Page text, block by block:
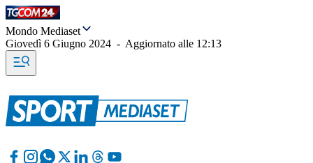
Mondo Mediaset
Giovedì 6 Giugno 2024 - Aggiornato alle 12:13